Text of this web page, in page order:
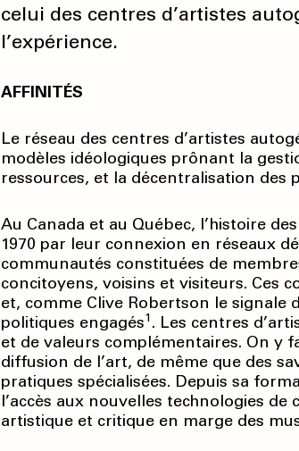
celui des centres d’artistes
l’expérience.
AFFINITÉS
Le réseau des centres d’artistes
modèles idéologiques prônant la
ressources, et la décentralisation des
Au Canada et au Québec, l’histoire
1970 par leur connexion en réseaux
communautés constituées de
concitoyens, voisins et visiteurs. Ces
et, comme Clive Robertson le signale
politiques engagés1 . Les centres
et de valeurs complémentaires. On y
diffusion de l’art, de même que des
pratiques spécialisées. Depuis sa
l’accès aux nouvelles technologies
artistique et critique en marge des